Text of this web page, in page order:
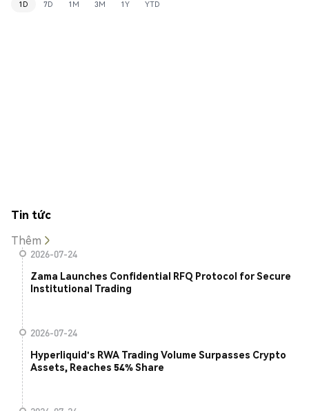
1D 7D 1M 3M 1Y YTD
Tin tức
Thêm
2026-07-24
Zama Launches Confidential RFQ Protocol for Secure
Institutional Trading
2026-07-24
Hyperliquid's RWA Trading Volume Surpasses Crypto
Assets, Reaches 54% Share